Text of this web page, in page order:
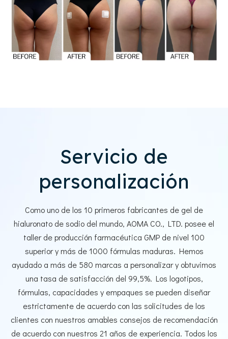
Servicio de
personalización
Como uno de los 10 primeros fabricantes de gel de
hialuronato de sodio del mundo, AOMA CO., LTD. posee el
taller de producción farmacéutica GMP de nivel 100
superior y más de 1000 fórmulas maduras. Hemos
ayudado a más de 580 marcas a personalizar y obtuvimos
una tasa de satisfacción del 99,5%. Los logotipos,
fórmulas, capacidades y empaques se pueden diseñar
estrictamente de acuerdo con las solicitudes de los
clientes con nuestros amables consejos de recomendación
de acuerdo con nuestros 21 años de experiencia. Todos los